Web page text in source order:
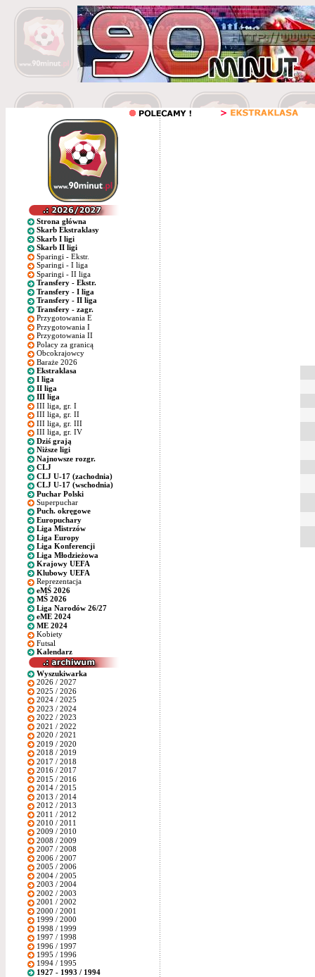
Strona główna
Skarb Ekstraklasy
Skarb I ligi
Skarb II ligi
Sparingi - Ekstr.
Sparingi - I liga
Sparingi - II liga
Transfery - Ekstr.
Transfery - I liga
Transfery - II liga
Transfery - zagr.
Przygotowania E
Przygotowania I
Przygotowania II
Polacy za granicą
Obcokrajowcy
Baraże 2026
Ekstraklasa
I liga
II liga
III liga
III liga, gr. I
III liga, gr. II
III liga, gr. III
III liga, gr. IV
Dziś grają
Niższe ligi
Najnowsze rozgr.
CLJ
CLJ U-17 (zachodnia)
CLJ U-17 (wschodnia)
Puchar Polski
Superpuchar
Puch. okręgowe
Europuchary
Liga Mistrzów
Liga Europy
Liga Konferencji
Liga Młodzieżowa
Krajowy UEFA
Klubowy UEFA
Reprezentacja
eMŚ 2026
MŚ 2026
Liga Narodów 26/27
eME 2024
ME 2024
Kobiety
Futsal
Kalendarz
Wyszukiwarka
2026 / 2027
2025 / 2026
2024 / 2025
2023 / 2024
2022 / 2023
2021 / 2022
2020 / 2021
2019 / 2020
2018 / 2019
2017 / 2018
2016 / 2017
2015 / 2016
2014 / 2015
2013 / 2014
2012 / 2013
2011 / 2012
2010 / 2011
2009 / 2010
2008 / 2009
2007 / 2008
2006 / 2007
2005 / 2006
2004 / 2005
2003 / 2004
2002 / 2003
2001 / 2002
2000 / 2001
1999 / 2000
1998 / 1999
1997 / 1998
1996 / 1997
1995 / 1996
1994 / 1995
1927 - 1993 / 1994